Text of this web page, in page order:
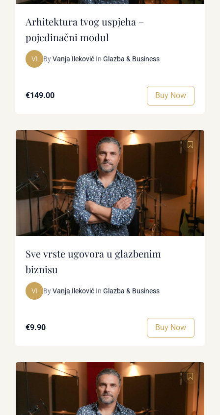
Arhitektura tvog uspjeha –
pojedinačni modul
VI ByVanja Ileković InGlazba & Business
€149.00 Buy Now
Sve vrste ugovora u glazbenim
biznisu
VI ByVanja Ileković InGlazba & Business
€9.90 Buy Now